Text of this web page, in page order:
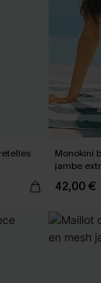
Monokini
jambe
42,00 €